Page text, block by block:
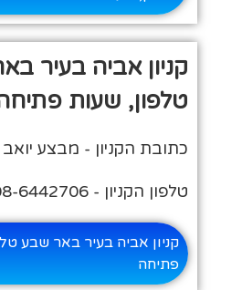
קניון אביה בעיר
טלפון, שעות
כתובת הקניון - מבצע יואב 49, באר שבע
טלפון הקניון - 08-6442706
קניון אביה בעיר באר שבע
פתיחה